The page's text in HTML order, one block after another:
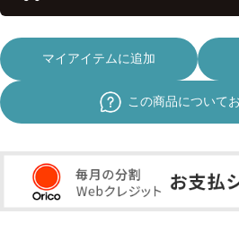
マイアイテムに追加
この商品について